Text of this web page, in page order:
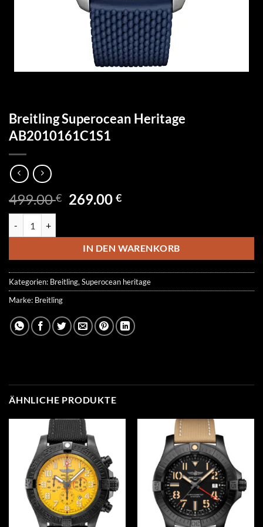
Breitling Superocean Heritage
AB2010161C1S1
499.00€ Ursprünglicher
499.00 €
269.00€Aktueller
269.00 €.
IN DEN WARENKORB
Kategorien: Breitling, Superocean heritage
Marke: Breitling
ÄHNLICHE PRODUKTE